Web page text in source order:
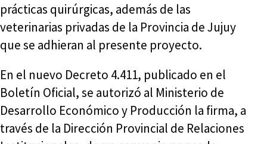
prácticas quirúrgicas, además de las
veterinarias privadas de la Provincia de Jujuy
que se adhieran al presente proyecto.
En el nuevo Decreto 4.411, publicado en el
Boletín Oficial, se autorizó al Ministerio de
Desarrollo Económico y Producción la firma, a
través de la Dirección Provincial de Relaciones